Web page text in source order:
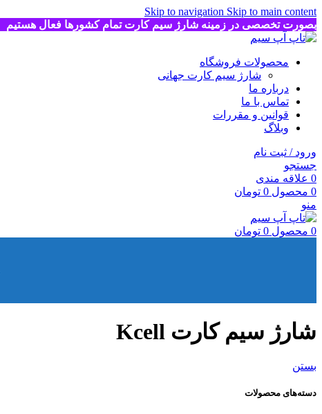
Skip to navigation Skip to main content
بصورت تخصصی در زمینه شارژ سیم کارت تمام کشورها فعال هستیم
محصولات فروشگاه
شارژ سیم کارت جهانی
درباره ما
تماس با ما
قوانین و مقررات
وبلاگ
ورود / ثبت نام
جستجو
0 علاقه مندی
0 محصول 0 تومان
منو
0 محصول 0 تومان
شارژ سیم کارت Kcell
بستن
دسته‌های محصولات